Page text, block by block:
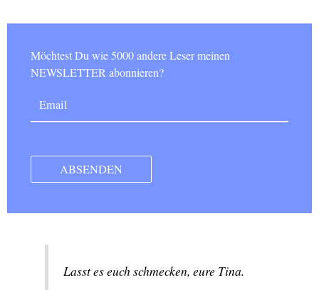
Möchtest Du wie 5000 andere Leser meinen
NEWSLETTER abonnieren?
Lasst es euch schmecken, eure Tina.